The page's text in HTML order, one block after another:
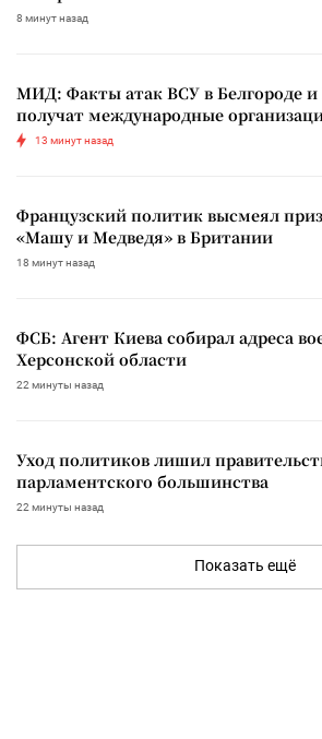
8 минут назад
МИД: Факты атак ВСУ в Белгороде
получат международные
13 минут назад
Французский политик высмеял
«Машу и Медведя» в Британии
18 минут назад
ФСБ: Агент Киева собирал адреса
Херсонской области
22 минуты назад
Уход политиков лишил
парламентского большинства
22 минуты назад
Показать ещё